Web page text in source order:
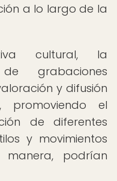
a lo largo de la
cultural, la
grabaciones
y difusión
promoviendo el
de diferentes
y movimientos
podrían